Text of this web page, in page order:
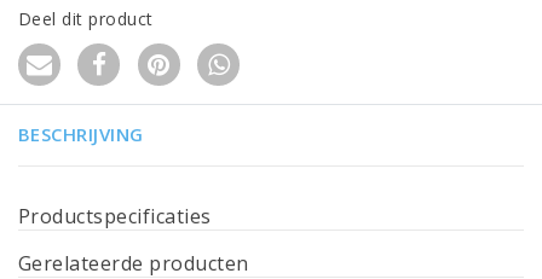
Deel dit product
BESCHRIJVING
Productspecificaties
Gerelateerde producten